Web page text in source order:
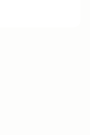
lisämaksuja
ja kontaktiton